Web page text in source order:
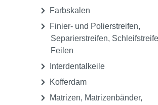
Farbskalen
Finier- und Polierstreifen,
Separierstreifen,
Feilen
Interdentalkeile
Kofferdam
Matrizen, Matrizenbänder,